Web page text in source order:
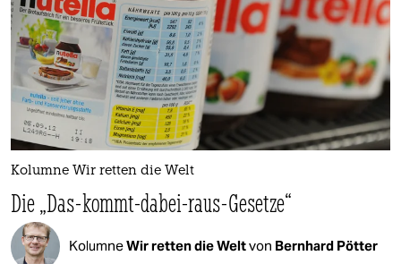
Kolumne Wir retten die Welt
Die „Das-kommt-dabei-raus-Gesetze“
KolumneWir retten die Weltvon Bernhard Pötter